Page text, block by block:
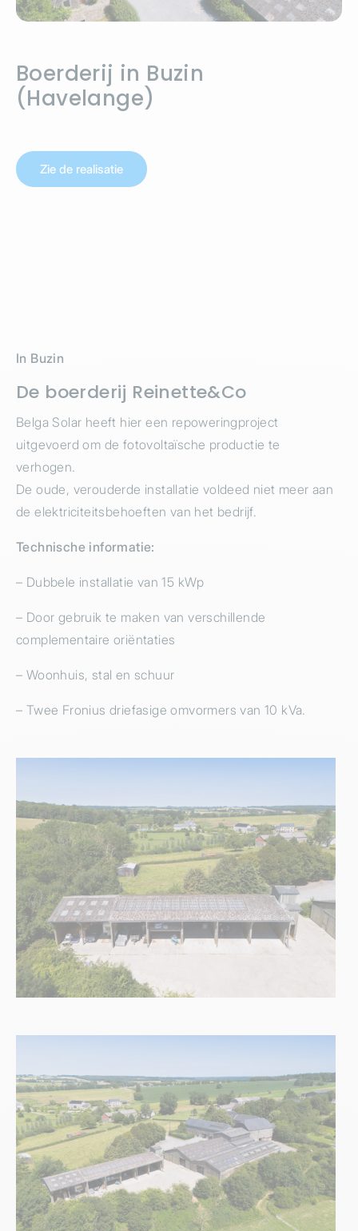
Boerderij in Buzin
(Havelange)
Zie de realisatie
In Buzin
De boerderij Reinette&Co
Belga Solar heeft hier een repoweringproject
uitgevoerd om de fotovoltaïsche productie te
verhogen.
De oude, verouderde installatie voldeed niet meer aan
de elektriciteitsbehoeften van het bedrijf.
Technische informatie:
– Dubbele installatie van 15 kWp
– Door gebruik te maken van verschillende
complementaire oriëntaties
– Woonhuis, stal en schuur
– Twee Fronius driefasige omvormers van 10 kVa.